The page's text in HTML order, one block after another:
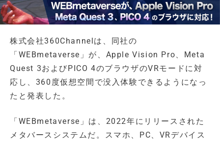
株式会社360Channelは、同社の
「WEBmetaverse」が、Apple Vision Pro、Meta
Quest 3およびPICO 4のブラウザのVRモードに対
応し、360度仮想空間で没入体験できるようになっ
たと発表した。
「WEBmetaverse」は、2022年にリリースされた
メタバースシステムだ。スマホ、PC、VRデバイス